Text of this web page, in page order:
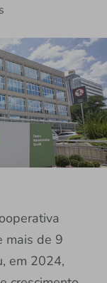
mais de 9
em 2024,